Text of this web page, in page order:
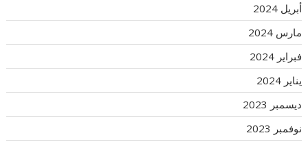
أبريل 2024
مارس 2024
فبراير 2024
يناير 2024
ديسمبر 2023
نوفمبر 2023